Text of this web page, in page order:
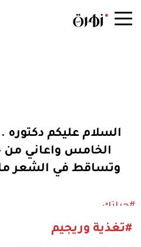
السلام عليكم
الخامس واعاني من
وتساقط في الشعر
#حياتك
#تغذية وريجيم